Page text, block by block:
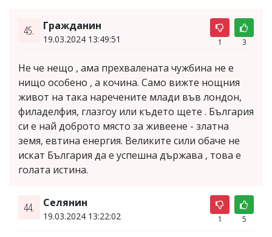
45. Гражданин
19.03.2024 13:49:51 1 3
Не че нещо , ама прехвалената чужбина не е
нищо особено , а кочина. Само вижте нощния
живот на така наречените млади във лондон,
филаделфия, глазгоу или където щете . България
си е най доброто място за живеене - златна
земя, евтина енергия. Великите сили обаче не
искат България да е успешна държава , това е
голата истина.
44. Селянин
19.03.2024 13:22:02 1 5